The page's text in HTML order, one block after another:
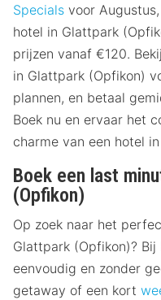
Specials voor
hotel in Glattpark
prijzen vanaf €120.
in Glattpark (Opfikon)
plannen, en betaal
Boek nu en ervaar het
charme van een hotel
Boek een last
(Opfikon)
Op zoek naar het
Glattpark (Opfikon)?
eenvoudig en zonder
getaway of een kort